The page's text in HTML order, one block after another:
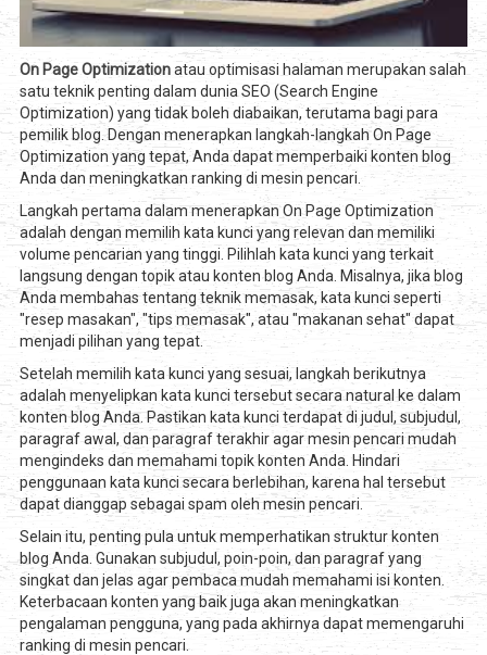
On Page Optimizationatau optimisasi halaman merupakan salah
satu teknik penting dalam dunia SEO (Search Engine
Optimization) yang tidak boleh diabaikan, terutama bagi para
pemilik blog. Dengan menerapkan langkah-langkah On Page
Optimization yang tepat, Anda dapat memperbaiki konten blog
Anda dan meningkatkan ranking di mesin pencari.
Langkah pertama dalam menerapkan On Page Optimization
adalah dengan memilih kata kunci yang relevan dan memiliki
volume pencarian yang tinggi. Pilihlah kata kunci yang terkait
langsung dengan topik atau konten blog Anda. Misalnya, jika blog
Anda membahas tentang teknik memasak, kata kunci seperti
"resep masakan", "tips memasak", atau "makanan sehat" dapat
menjadi pilihan yang tepat.
Setelah memilih kata kunci yang sesuai, langkah berikutnya
adalah menyelipkan kata kunci tersebut secara natural ke dalam
konten blog Anda. Pastikan kata kunci terdapat di judul, subjudul,
paragraf awal, dan paragraf terakhir agar mesin pencari mudah
mengindeks dan memahami topik konten Anda. Hindari
penggunaan kata kunci secara berlebihan, karena hal tersebut
dapat dianggap sebagai spam oleh mesin pencari.
Selain itu, penting pula untuk memperhatikan struktur konten
blog Anda. Gunakan subjudul, poin-poin, dan paragraf yang
singkat dan jelas agar pembaca mudah memahami isi konten.
Keterbacaan konten yang baik juga akan meningkatkan
pengalaman pengguna, yang pada akhirnya dapat memengaruhi
ranking di mesin pencari.